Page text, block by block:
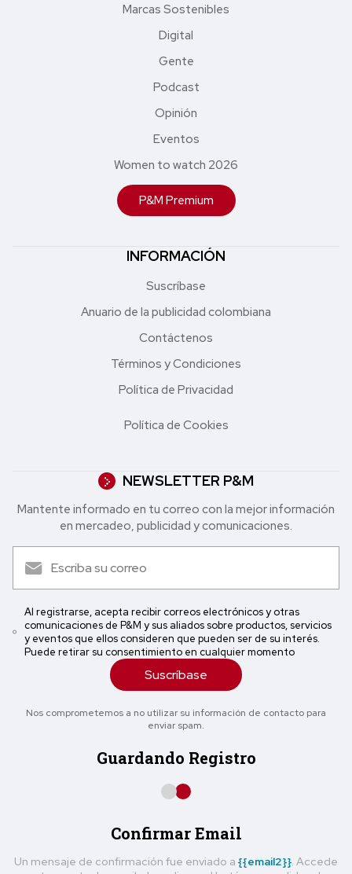
Marcas Sostenibles
Digital
Gente
Podcast
Opinión
Eventos
Women to watch 2026
P&M Premium
INFORMACIÓN
Suscríbase
Anuario de la publicidad colombiana
Contáctenos
Términos y Condiciones
Política de Privacidad
Política de Cookies
NEWSLETTER P&M
Mantente informado en tu correo con la mejor in formación
en mercadeo, publicidad y comunicaciones.
Al registrarse, acepta recibir correos electrónicos y otras
comunicaciones de P&M y sus aliados sobre productos, servicios
y eventos que ellos consideren que pueden ser de su interés.
Puede retirar su consentimiento en cualquier momento
Suscríbase
Nos comprometemos a no utilizar su información de contacto para
enviar spam.
Guardando Registro
Confirmar Email
Un mensaje de confirmación fue enviado a {{email2}} . Accede